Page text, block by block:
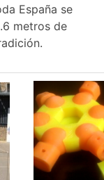
España se
metros de